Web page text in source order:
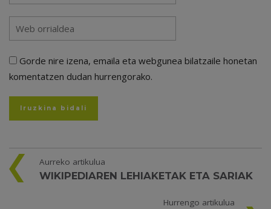
Gorde nire izena, emaila eta webgunea bilatzaile honetan
komentatzen dudan hurrengorako.
Aurreko artikulua
WIKIPEDIAREN LEHIAKETAK ETA SARIAK
Hurrengo artikulua